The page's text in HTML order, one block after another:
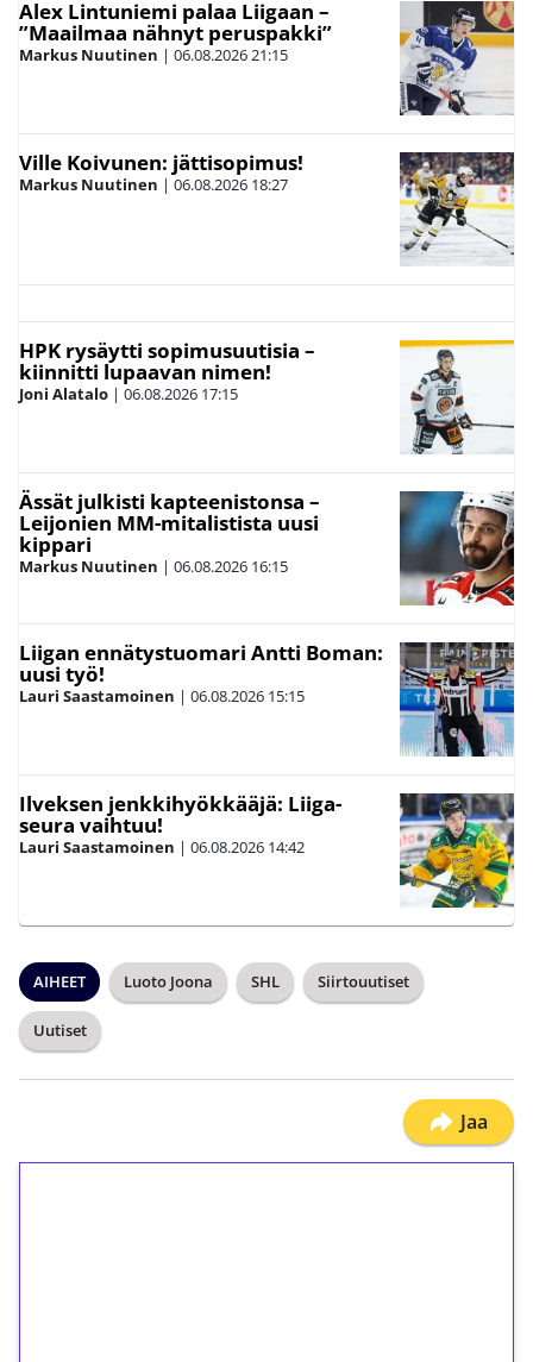
Alex Lintuniemi palaa Liigaan –
”Maailmaa nähnyt peruspakki”
Markus Nuutinen | 06.08.202621:15
Ville Koivunen: jättisopimus!
Markus Nuutinen | 06.08.2026 18:27
HPK rysäytti sopimusuutisia –
kiinnitti lupaavan nimen!
Joni Alatalo | 06.08.2026 17:15
Ässät julkisti kapteenistonsa –
Leijonien MM-mitalistista uusi
kippari
Markus Nuutinen | 06.08.2026 16:15
Liigan ennätystuomari Antti Boman:
uusi työ!
Lauri Saastamoinen | 06.08.2026 15:15
Ilveksen jenkkihyökkääjä: Liiga-
seura vaihtuu!
Lauri Saastamoinen | 06.08.2026 14:42
AIHEET Luoto Joona SHL Siirtouutiset
Uutiset
Jaa